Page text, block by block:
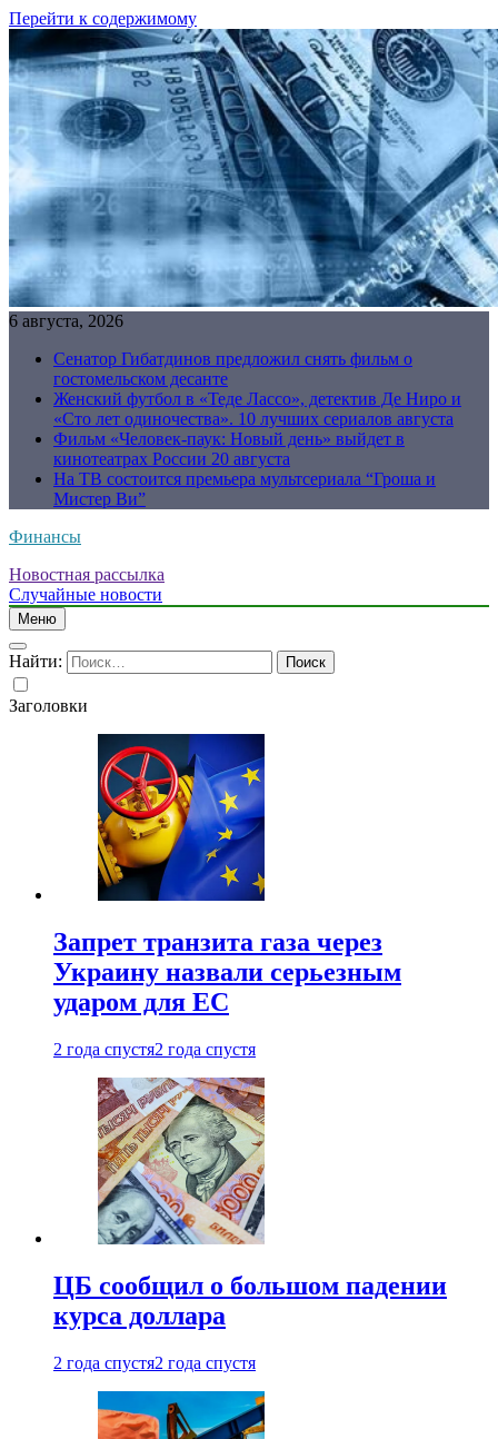
Перейти к содержимому
6 августа, 2026
Сенатор Гибатдинов предложил снять фильм о
гостомельском десанте
Женский футбол в «Теде Лассо», детектив Де Ниро и
«Сто лет одиночества». 10 лучших сериалов августа
Фильм «Человек-паук: Новый день» выйдет в
кинотеатрах России 20 августа
На ТВ состоится премьера мультсериала “Гроша и
Мистер Ви”
Финансы
Новостная рассылка
Случайные новости
Меню
Найти:
Заголовки
Запрет транзита газа через
Украину назвали серьезным
ударом для ЕС
2 года спустя2 года спустя
ЦБ сообщил о большом падении
курса доллара
2 года спустя2 года спустя